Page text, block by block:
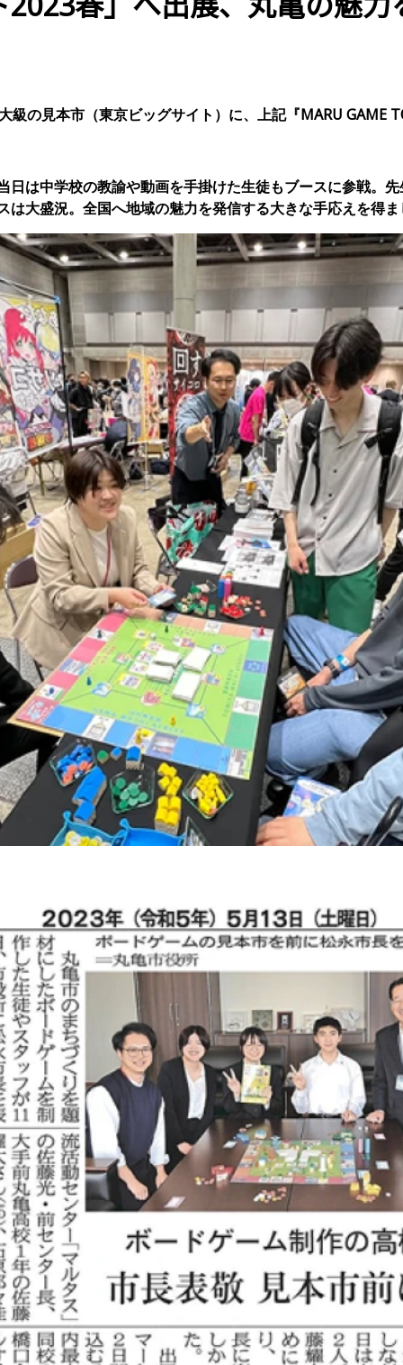
級の見本市（東京ビッグサイト）に、上記『MARU GAME
日は中学校の教諭や動画を手掛けた生徒もブースに参戦。
は大盛況。全国へ地域の魅力を発信する大きな手応えを得